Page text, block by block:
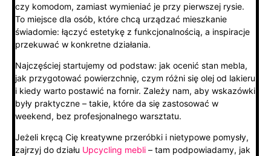
czy komodom, zamiast wymieniać je przy pierwszej rysie.
To miejsce dla osób, które chcą urządzać mieszkanie
świadomie: łączyć estetykę z funkcjonalnością, a inspiracje
przekuwać w konkretne działania.
Najczęściej startujemy od podstaw: jak ocenić stan mebla,
jak przygotować powierzchnię, czym różni się olej od lakieru
i kiedy warto postawić na fornir. Zależy nam, aby wskazówki
były praktyczne – takie, które da się zastosować w
weekend, bez profesjonalnego warsztatu.
Jeżeli kręcą Cię kreatywne przeróbki i nietypowe pomysły,
zajrzyj do działu Upcycling mebli – tam podpowiadamy, jak